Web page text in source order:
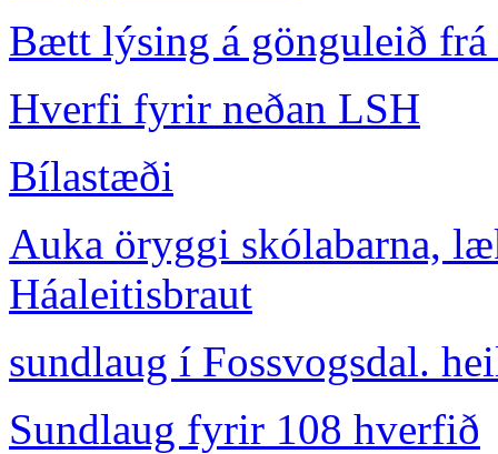
Bætt lýsing á gönguleið
Hverfi fyrir neðan LSH
Bílastæði
Auka öryggi skólabarna,
Háaleitisbraut
sundlaug í Fossvogsdal.
Sundlaug fyrir 108 hverfið